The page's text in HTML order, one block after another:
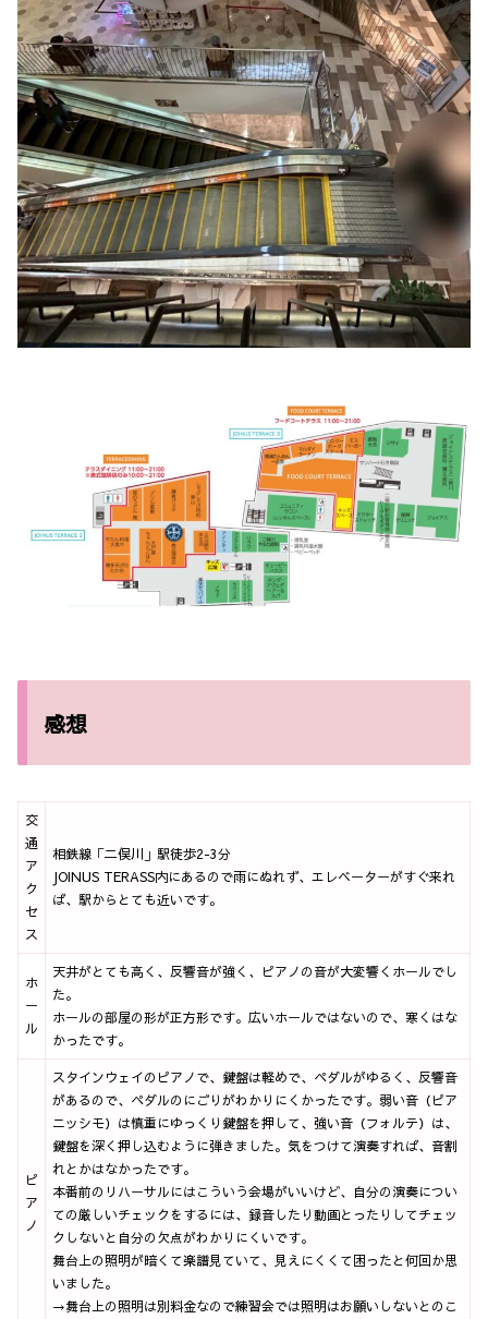
感想
交
通
ア
ク
セ
ス
相鉄線「二俣川」駅徒歩2-3分
JOINUS TERASS内にあるので雨にぬれず、エレベーターがすぐ来れ
ば、駅からとても近いです。
ホ
ー
ル
天井がとても高く、反響音が強く、ピアノの音が大変響くホールでし
た。
ホールの部屋の形が正方形です。広いホールではないので、寒くはな
かったです。
ピ
ア
ノ
スタインウェイのピアノで、鍵盤は軽めで、ペダルがゆるく、反響音
があるので、ペダルのにごりがわかりにくかったです。弱い音（ピア
ニッシモ）は慎重にゆっくり鍵盤を押して、強い音（フォルテ）は、
鍵盤を深く押し込むように弾きました。気をつけて演奏すれば、音割
れとかはなかったです。
本番前のリハーサルにはこういう会場がいいけど、自分の演奏につい
ての厳しいチェックをするには、録音したり動画とったりしてチェッ
クしないと自分の欠点がわかりにくいです。
舞台上の照明が暗くて楽譜見ていて、見えにくくて困ったと何回か思
いました。
→舞台上の照明は別料金なので練習会では照明はお願いしないとのこ